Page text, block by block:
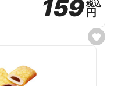
s
e
159
159税込
税込
円
円